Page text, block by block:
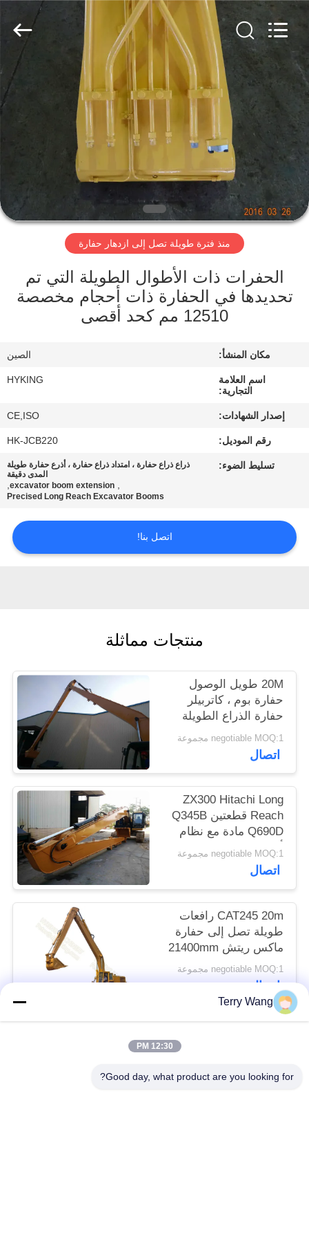
مسكن
منتجات
أشرطة
فيديو
معلومات
جولة
المعمل
مراقبة
الجودة
أخبار
PRIVACY
POLICY
Dongguan
Machinery
Rights
Reserved.
منذ فترة طويلة تصل إلى ازدهار حفارة
الحفرات ذات الأطوال الطويلة التي تم
تحديدها في الحفارة ذات أحجام مخصصة
12510 مم كحد أقصى
مكان المنشأ: الصين
اسم العلامة
التجارية:
HYKING
إصدار الشهادات: CE,ISO
رقم الموديل: HK-JCB220
تسليط الضوء:
ذراع ذراع حفارة ، امتداد ذراع حفارة ، أذرع حفارة طويلة
المدى دقيقة
,
excavator boom extension
,
Precised Long Reach Excavator Booms
اتصل بنا!
منتجات مماثلة
20M طويل الوصول
حفارة بوم ، كاتربيلر
حفارة الذراع الطويلة
CAT336
negotiable MOQ:1 مجموعة
اتصال
ZX300 Hitachi Long
Reach قطعتين Q345B
Q690D مادة مع نظام
أنابيب زيوت التشحيم
negotiable MOQ:1 مجموعة
اتصال
CAT245 20m رافعات
طويلة تصل إلى حفارة
ماكس ريتش 21400mm
0.8 Cum صخرة دلو
negotiable MOQ:1 مجموعة
اتصال
Terry Wang
12:30 PM
Good day, what product are you looking for?